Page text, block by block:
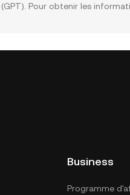
Pour obtenir les
Business
Programme